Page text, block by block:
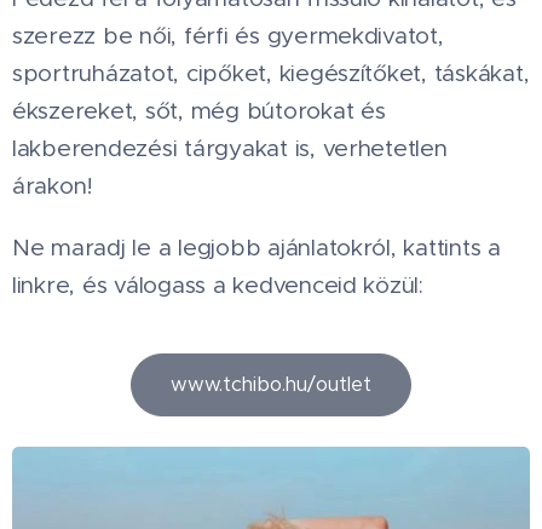
szerezz be női, férfi és gyermekdivatot,
sportruházatot, cipőket, kiegészítőket, táskákat,
ékszereket, sőt, még bútorokat és
lakberendezési tárgyakat is, verhetetlen
árakon!
Ne maradj le a legjobb ajánlatokról, kattints a
linkre, és válogass a kedvenceid közül:
www.tchibo.hu/outlet